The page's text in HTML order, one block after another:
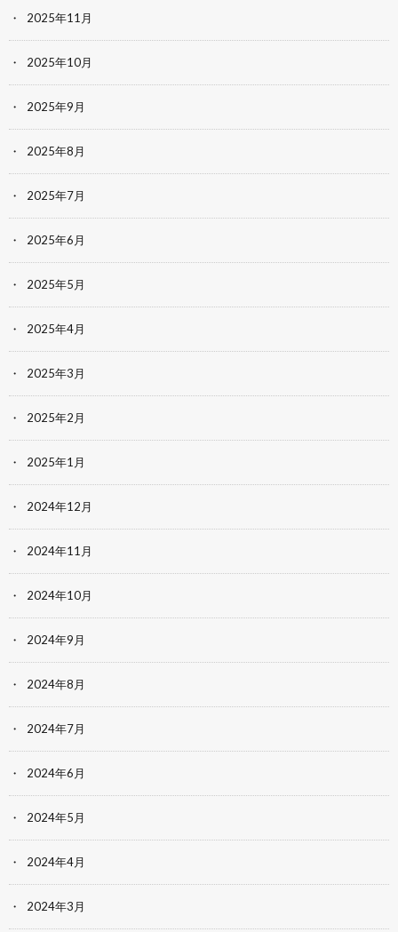
2025年11月
2025年10月
2025年9月
2025年8月
2025年7月
2025年6月
2025年5月
2025年4月
2025年3月
2025年2月
2025年1月
2024年12月
2024年11月
2024年10月
2024年9月
2024年8月
2024年7月
2024年6月
2024年5月
2024年4月
2024年3月